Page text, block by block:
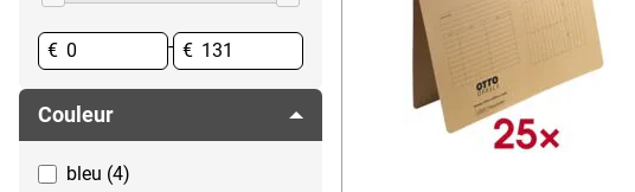
€ - €
Couleur
bleu (4)